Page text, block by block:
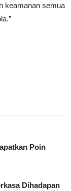
keamanan semua
Poin
Dihadapan